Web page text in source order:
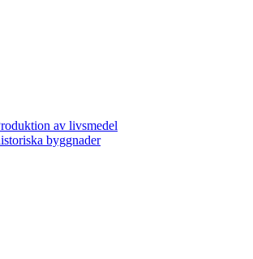
av livsmedel
byggnader